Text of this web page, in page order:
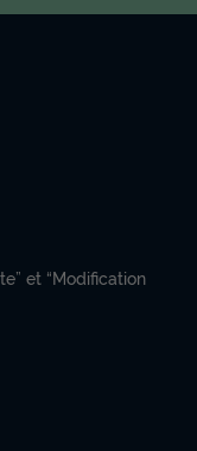
et “Modification